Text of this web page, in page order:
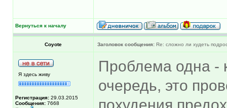
Вернуться к началу
Coyote Заголовок сообщения: Re: сложно ли худеть
Я здесь живу
Регистрация: 29.03.2015
Сообщения: 7668
Проблема одна -
очередь, это
похудения